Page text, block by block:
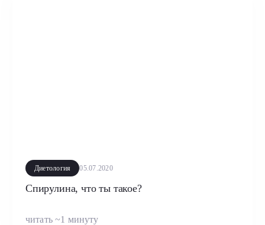
Диетология 05.07.2020
Спирулина, что ты такое?
читать ~1 минуту